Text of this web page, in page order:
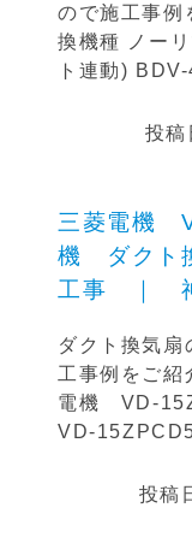
ので施工事例
換機種 ノー
ト連動)
投稿
三菱電機
機 ダクト
工事 ｜
ダクト換気扇
工事例をご紹
電機 VD-
VD-
投稿